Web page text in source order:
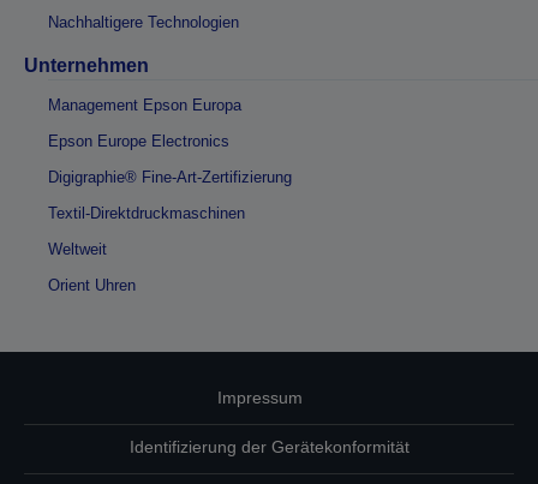
Nachhaltigere Technologien
Unternehmen
Management Epson Europa
Epson Europe Electronics
Digigraphie® Fine-Art-Zertifizierung
Textil-Direktdruckmaschinen
Weltweit
Orient Uhren
Impressum
Identifizierung der Gerätekonformität